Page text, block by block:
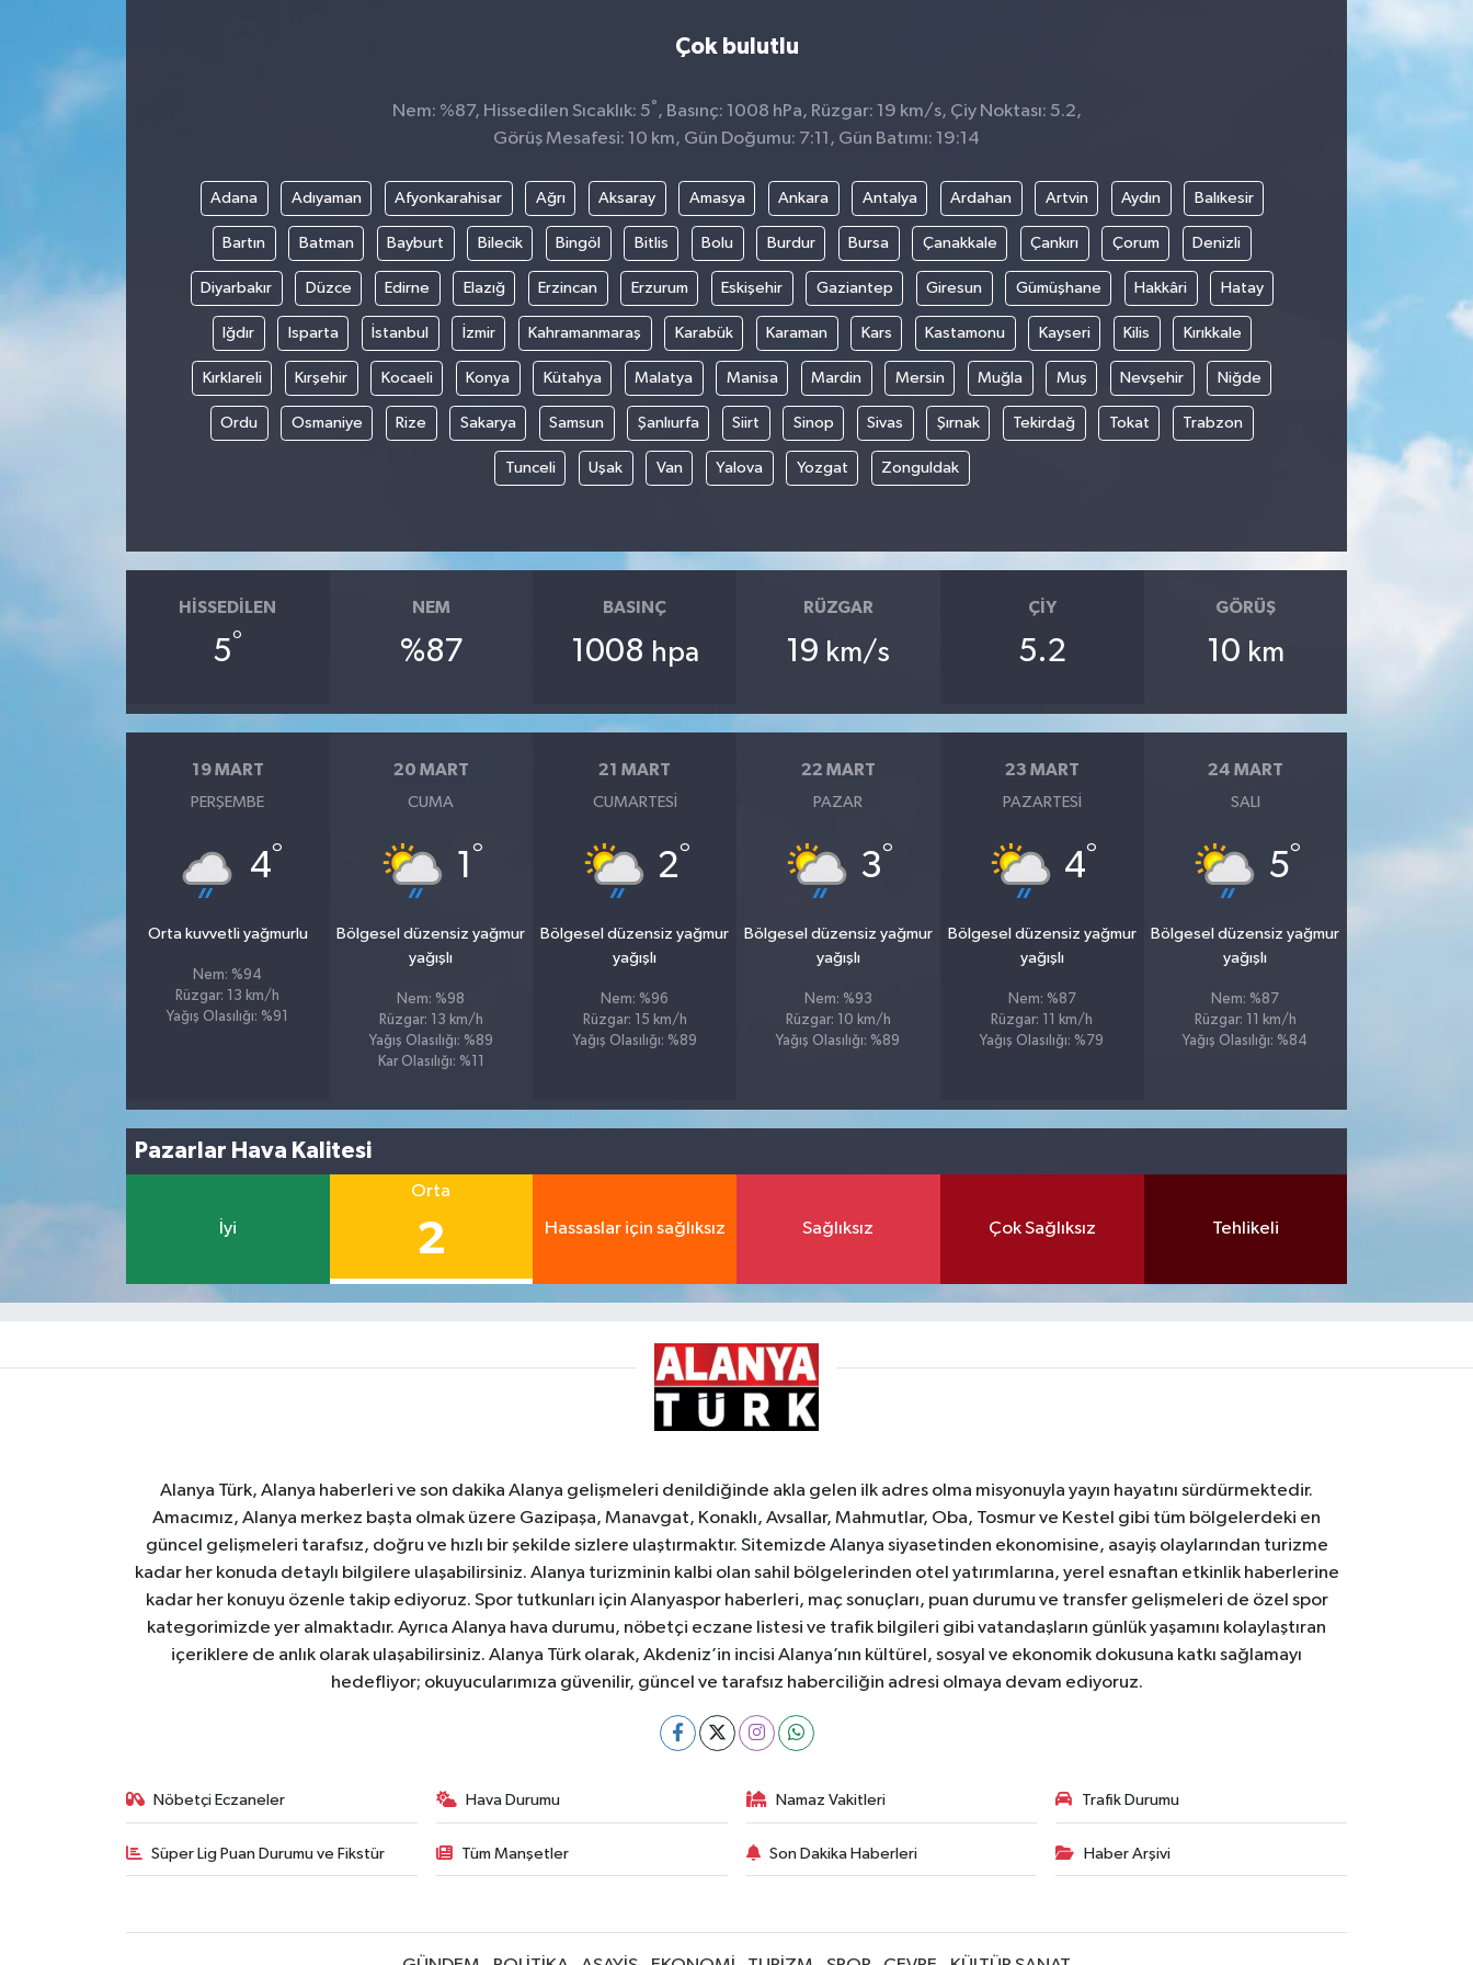
Çok bulutlu
Nem: %87, Hissedilen Sıcaklık: 5° , Basınç: 1008 hPa, Rüzgar: 19 km/s, Çiy Noktası: 5.2,
Görüş Mesafesi: 10 km, Gün Doğumu: 7:11, Gün Batımı: 19:14
Adana Adıyaman Afyonkarahisar Ağrı Aksaray Amasya Ankara Antalya Ardahan Artvin Aydın Balıkesir
Bartın Batman Bayburt Bilecik Bingöl Bitlis Bolu Burdur Bursa Çanakkale Çankırı Çorum Denizli
Diyarbakır Düzce Edirne Elazığ Erzincan Erzurum Eskişehir Gaziantep Giresun Gümüşhane Hakkâri Hatay
Iğdır Isparta İstanbul İzmir Kahramanmaraş Karabük Karaman Kars Kastamonu Kayseri Kilis Kırıkkale
Kırklareli Kırşehir Kocaeli Konya Kütahya Malatya Manisa Mardin Mersin Muğla Muş Nevşehir Niğde
Ordu Osmaniye Rize Sakarya Samsun Şanlıurfa Siirt Sinop Sivas Şırnak Tekirdağ Tokat Trabzon
Tunceli Uşak Van Yalova Yozgat Zonguldak
HISSEDILEN
5°
NEM
%87
BASINÇ
1008 hpa
RÜZGAR
19 km/s
ÇIY
5.2
GÖRÜŞ
10 km
19 MART
PERŞEMBE
4°
Orta kuvvetli yağmurlu
Nem: %94
Rüzgar: 13 km/h
Yağış Olasılığı: %91
20 MART
CUMA
1 °
Bölgesel düzensiz yağmur
yağışlı
Nem: %98
Rüzgar: 13 km/h
Yağış Olasılığı: %89
Kar Olasılığı: %11
21 MART
CUMARTESI
2°
Bölgesel düzensiz yağmur
yağışlı
Nem: %96
Rüzgar: 15 km/h
Yağış Olasılığı: %89
22 MART
PAZAR
3°
Bölgesel düzensiz yağmur
yağışlı
Nem: %93
Rüzgar: 10 km/h
Yağış Olasılığı: %89
23 MART
PAZARTESI
4°
Bölgesel düzensiz yağmur
yağışlı
Nem: %87
Rüzgar: 11 km/h
Yağış Olasılığı: %79
24 MART
SALI
5°
Bölgesel düzensiz yağmur
yağışlı
Nem: %87
Rüzgar: 11 km/h
Yağış Olasılığı: %84
Pazarlar Hava Kalitesi
İyi
Orta
2 Hassaslar için sağlıksız Sağlıksız Çok Sağlıksız Tehlikeli
Alanya Türk, Alanya haberleri ve son dakika Alanya gelişmeleri denildiğinde akla gelen ilk adres olma misyonuyla yayın hayatını sürdürmektedir.
Amacımız, Alanya merkez başta olmak üzere Gazipaşa, Manavgat, Konaklı, Avsallar, Mahmutlar, Oba, Tosmur ve Kestel gibi tüm bölgelerdeki en
güncel gelişmeleri tarafsız, doğru ve hızlı bir şekilde sizlere ulaştırmaktır. Sitemizde Alanya siyasetinden ekonomisine, asayiş olaylarından turizme
kadar her konuda detaylı bilgilere ulaşabilirsiniz. Alanya turizminin kalbi olan sahil bölgelerinden otel yatırımlarına, yerel esnaftan etkinlik haberlerine
kadar her konuyu özenle takip ediyoruz. Spor tutkunları için Alanyaspor haberleri, maç sonuçları, puan durumu ve transfer gelişmeleri de özel spor
kategorimizde yer almaktadır. Ayrıca Alanya hava durumu, nöbetçi eczane listesi ve trafik bilgileri gibi vatandaşların günlük yaşamını kolaylaştıran
içeriklere de anlık olarak ulaşabilirsiniz. Alanya Türk olarak, Akdeniz’in incisi Alanya’nın kültürel, sosyal ve ekonomik dokusuna katkı sağlamayı
hedefliyor; okuyucularımıza güvenilir, güncel ve tarafsız haberciliğin adresi olmaya devam ediyoruz.
Nöbetçi Eczaneler Hava Durumu Namaz Vakitleri Trafik Durumu
Süper Lig Puan Durumu ve Fikstür Tüm Manşetler Son Dakika Haberleri Haber Arşivi